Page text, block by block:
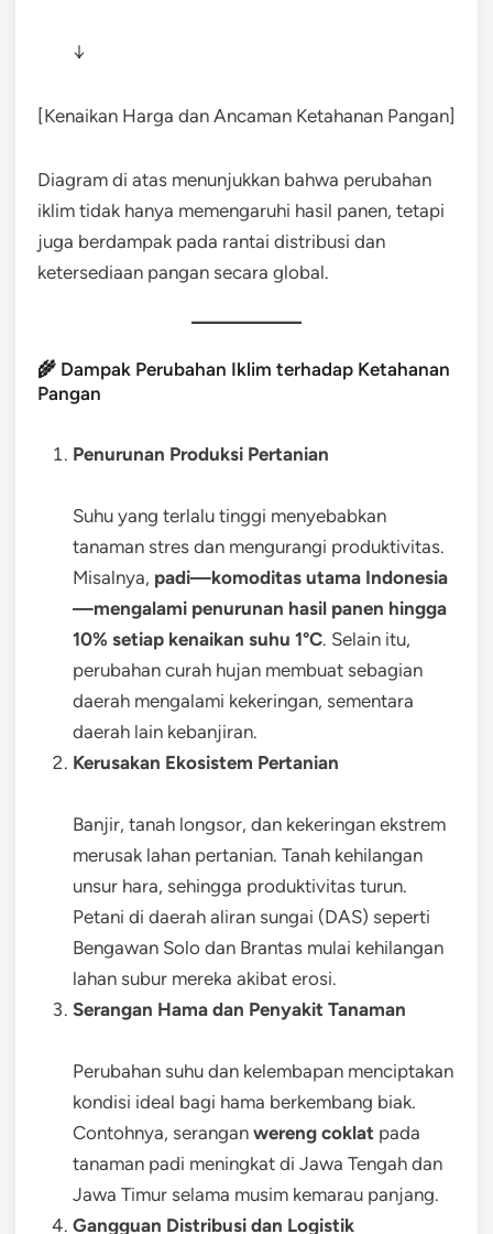
↓
[Kenaikan Harga dan Ancaman Ketahanan Pangan]
Diagram di atas menunjukkan bahwa perubahan
iklim tidak hanya memengaruhi hasil panen, tetapi
juga berdampak pada rantai distribusi dan
ketersediaan pangan secara global.
🌾 Dampak Perubahan Iklim terhadap Ketahanan
Pangan
Penurunan Produksi Pertanian
Suhu yang terlalu tinggi menyebabkan
tanaman stres dan mengurangi produktivitas.
Misalnya, padi—komoditas utama Indonesia
—mengalami penurunan hasil panen hingga
10% setiap kenaikan suhu 1°C. Selain itu,
perubahan curah hujan membuat sebagian
daerah mengalami kekeringan, sementara
daerah lain kebanjiran.
Kerusakan Ekosistem Pertanian
Banjir, tanah longsor, dan kekeringan ekstrem
merusak lahan pertanian. Tanah kehilangan
unsur hara, sehingga produktivitas turun.
Petani di daerah aliran sungai (DAS) seperti
Bengawan Solo dan Brantas mulai kehilangan
lahan subur mereka akibat erosi.
Serangan Hama dan Penyakit Tanaman
Perubahan suhu dan kelembapan menciptakan
kondisi ideal bagi hama berkembang biak.
Contohnya, serangan wereng coklat pada
tanaman padi meningkat di Jawa Tengah dan
Jawa Timur selama musim kemarau panjang.
Gangguan Distribusi dan Logistik